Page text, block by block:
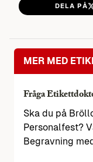
DELA PÅ
MER MED
Fråga
Ska du på
Personalfest?
Begravning